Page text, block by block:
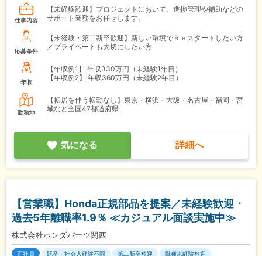
仕事内容
【未経験歓迎】プロジェクトにおいて、進捗管理や補助などの
サポート業務をお任せします。
応募条件
【未経験・第二新卒歓迎】新しい環境でＲｅスタートしたい方
／プライベートも大切にしたい方
年収
【年収例1】
年収330万円（未経験1年目）
【年収例2】
年収360万円（未経験2年目）
勤務地
【転居を伴う転勤なし】東京・横浜・大阪・名古屋・福岡・宮
城など全国47都道府県
気になる 詳細へ
【営業職】Honda正規部品を提案／未経験歓迎・
過去5年離職率1.9％ ≪カジュアル面談実施中≫
株式会社ホンダパーツ関西
正社員 既卒・社会人経験不問 第二新卒歓迎 職種未経験歓迎